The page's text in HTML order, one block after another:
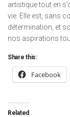
artistique tout en
vie. Elle est, sans
détermination, et
nos aspirations
Share this:
Facebook
Related